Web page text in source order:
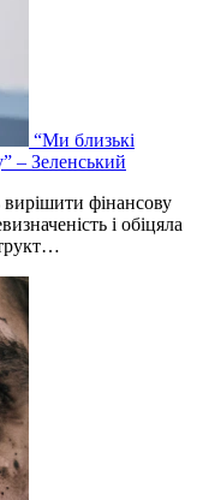
“Ми близькі
– Зеленський
вирішити фінансову
і обіцяла